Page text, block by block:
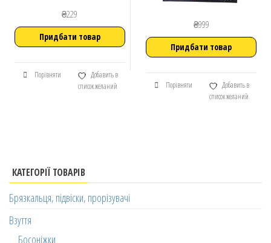
₴229
Придбати товар
Порівняти
Добавить в
список желаний
₴999
Придбати товар
Порівняти
Добавить в
список желаний
КАТЕГОРІЇ ТОВАРІВ
Брязкальця, підвіски, прорізувачі
Взуття
Босоніжки